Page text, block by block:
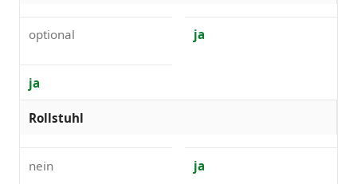
optional ja
ja
Rollstuhl
nein ja